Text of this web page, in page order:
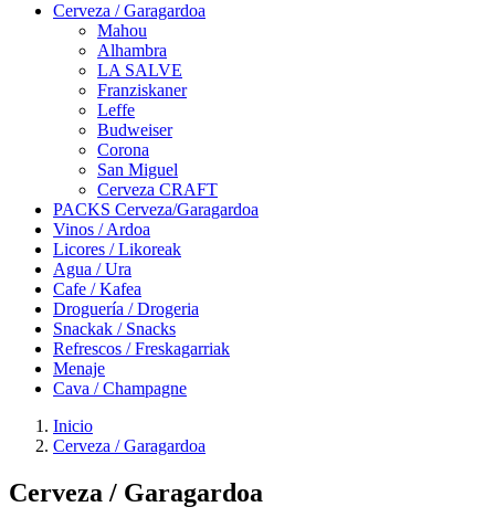
Cerveza / Garagardoa
Mahou
Alhambra
LA SALVE
Franziskaner
Leffe
Budweiser
Corona
San Miguel
Cerveza CRAFT
PACKS Cerveza/Garagardoa
Vinos / Ardoa
Licores / Likoreak
Agua / Ura
Cafe / Kafea
Droguería / Drogeria
Snackak / Snacks
Refrescos / Freskagarriak
Menaje
Cava / Champagne
Inicio
Cerveza / Garagardoa
Cerveza / Garagardoa